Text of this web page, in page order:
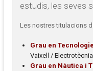
estudis, les seves
Les nostres titulacions
Grau en
Vaixell /
Grau en Nàutica i